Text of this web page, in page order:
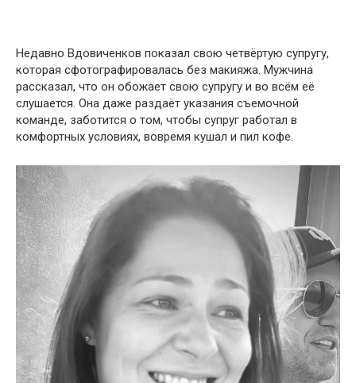
Недавно Вдовиченков показал свою четвёртую супругу,
которая сфотографировалась без макияжа. Мужчина
рассказал, что он обожает свою супругу и во всём её
слушается. Она даже раздаёт указания съемочной
команде, заботится о том, чтобы супруг работал в
комфортных условиях, вовремя кушал и пил кофе.